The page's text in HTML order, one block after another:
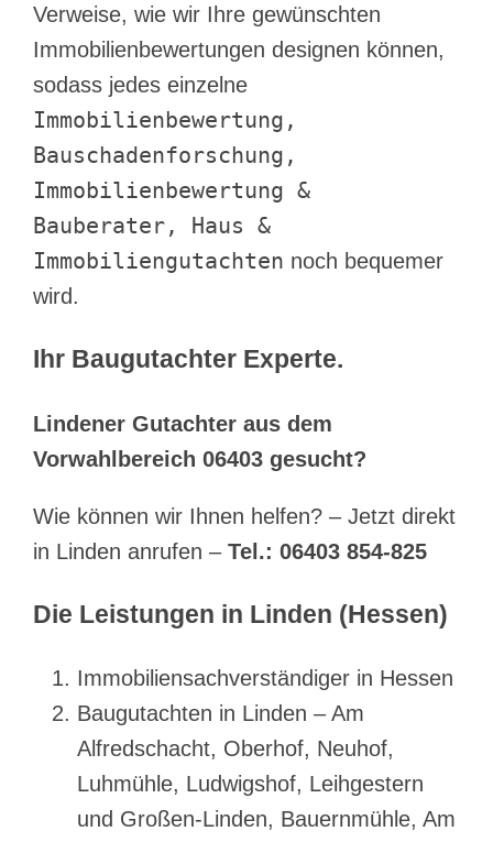
Verweise, wie wir Ihre gewünschten
Immobilienbewertungen designen können,
sodass jedes einzelne
Immobilienbewertung,
Bauschadenforschung,
Immobilienbewertung &
Bauberater, Haus &
Immobiliengutachten noch bequemer
wird.
Ihr Baugutachter Experte.
Lindener Gutachter aus dem
Vorwahlbereich 06403 gesucht?
Wie können wir Ihnen helfen? – Jetzt direkt
in Linden anrufen – Tel.: 06403 854-825
Die Leistungen in Linden (Hessen)
Immobiliensachverständiger in Hessen
Baugutachten in Linden – Am
Alfredschacht, Oberhof, Neuhof,
Luhmühle, Ludwigshof, Leihgestern
und Großen-Linden, Bauernmühle, Am